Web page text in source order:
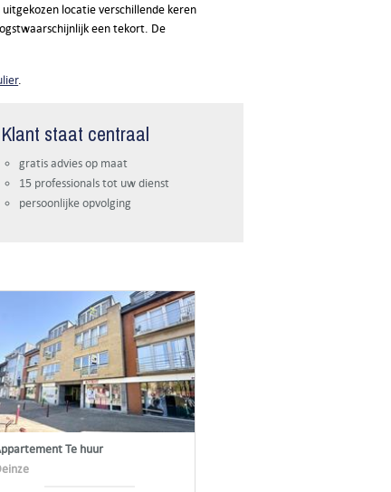
locatie verschillende keren
een tekort. De
.
Klant staat centraal
gratis advies op maat
15 professionals tot uw dienst
persoonlijke opvolging
Te huur